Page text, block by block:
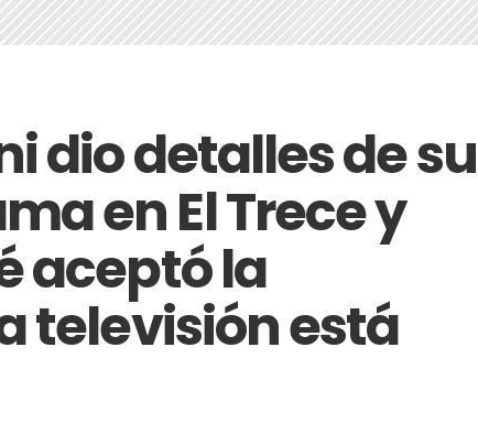
dio detalles de su
en El Trece y
aceptó la
televisión está